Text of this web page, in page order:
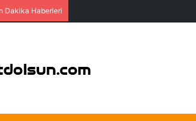
Dakika Haberleri